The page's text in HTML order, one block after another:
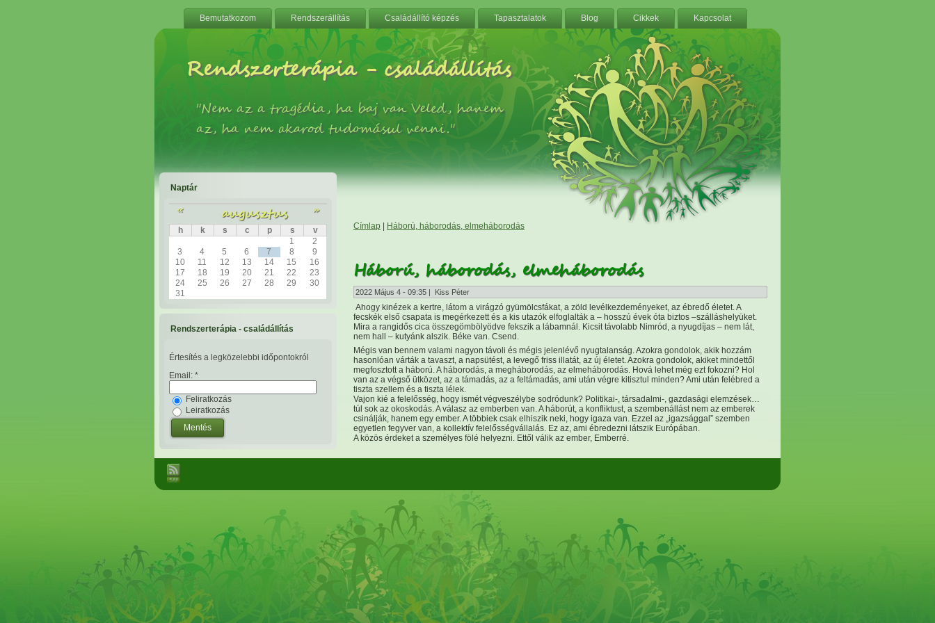
Bemutatkozom Rendszerállítás Családállító képzés Tapasztalatok Blog Cikkek Kapcsolat
Rendszerterápia - családállítás
"Nem az a tragédia, ha baj van Veled, hanem
az, ha nem akarod tudomásul venni."
Naptár
« augusztus »
h k s c p s
v
1
2
3
4 5 6 7 8
9
10
11 12 13 14 15
16
17
18 19 20 21 22
23
24
25 26 27 28 29
30
31
Rendszerterápia - családállítás
Értesítés a legközelebbi időpontokról
Email: *
Feliratkozás
Leiratkozás
Címlap Háború, háborodás, elmeháborodás
Háború, háborodás, elmeháborodás
2022 Május 4 - 09:35 | Kiss Péter
Ahogy kinézek a kertre, látom a virágzó gyümölcsfákat, a zöld levélkezdeményeket, az ébredő életet. A
fecskék első csapata is megérkezett és a kis utazók elfoglalták a – hosszú évek óta biztos –szálláshelyüket.
Mira a rangidős cica összegömbölyödve fekszik a lábamnál. Kicsit távolabb Nimród, a nyugdíjas – nem lát,
nem hall – kutyánk alszik. Béke van. Csend.
Mégis van bennem valami nagyon távoli és mégis jelenlévő nyugtalanság. Azokra gondolok, akik hozzám
hasonlóan várták a tavaszt, a napsütést, a levegő friss illatát, az új életet. Azokra gondolok, akiket mindettől
megfosztott a háború. A háborodás, a megháborodás, az elmeháborodás. Hová lehet még ezt fokozni? Hol
van az a végső ütközet, az a támadás, az a feltámadás, ami után végre kitisztul minden? Ami után felébred a
tiszta szellem és a tiszta lélek.
Vajon kié a felelősség, hogy ismét végveszélybe sodródunk? Politikai-, társadalmi-, gazdasági elemzések…
túl sok az okoskodás. A válasz az emberben van. A háborút, a konfliktust, a szembenállást nem az emberek
csinálják, hanem egy ember. A többiek csak elhiszik neki, hogy igaza van. Ezzel az „igazsággal” szemben
egyetlen fegyver van, a kollektív felelősségvállalás. Ez az, ami ébredezni látszik Európában.
A közös érdeket a személyes fölé helyezni. Ettől válik az ember, Emberré.